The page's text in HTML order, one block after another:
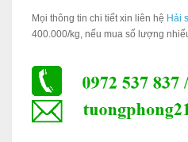
Mọi thông tin chi tiết xin liên hệ Hải
400.000/kg, nếu mua số lượng